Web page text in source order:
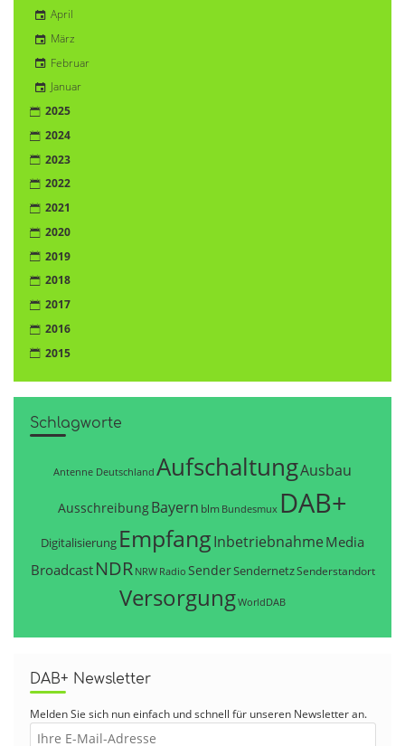
April
März
Februar
Januar
2025
2024
2023
2022
2021
2020
2019
2018
2017
2016
2015
Schlagworte
Antenne Deutschland AufschaltungAusbau
AusschreibungBayern blm Bundesmux DAB+
Digitalisierung EmpfangInbetriebnahme Media
Broadcast NDR NRW Radio SenderSendernetzSenderstandort
VersorgungWorldDAB
DAB+ Newsletter
Melden Sie sich nun einfach und schnell für unseren Newsletter an.